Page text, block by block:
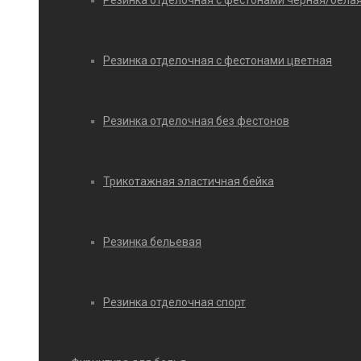
Резинка отделочная с фестонами цветная
Резинка отделочная без фестонов
Трикотажная эластичная бейка
Резинка бельевая
Резинка отделочная спорт